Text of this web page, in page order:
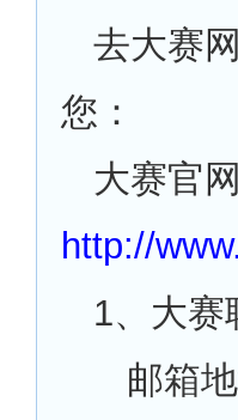
去大赛
您：
大赛官网
http://
1、大赛
邮箱